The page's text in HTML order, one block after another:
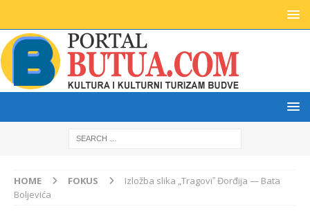
HOME FOKUS
Izložba slika „Tragoviˮ Đorđija — Bata
Boljevića